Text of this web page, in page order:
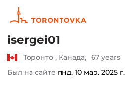
isergei01
Торонто , Канада, 67 years
Был на сайте пнд, 10 мар. 2025 г.